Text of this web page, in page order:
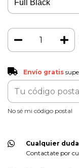
Envío gratis
Entregas para el CP:
Envío gratis
No sé mi código postal
Cualquier
Contactate por